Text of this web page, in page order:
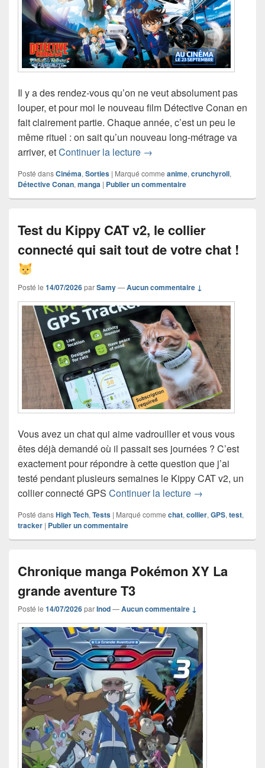
Il y a des rendez-vous qu’on ne veut absolument pas
louper, et pour moi le nouveau film Détective Conan en
fait clairement partie. Chaque année, c’est un peu le
même rituel : on sait qu’un nouveau long-métrage va
arriver, etContinuer la lecture Détective Conan : L’Ange
→
Posté dansCinéma, Sorties | Marqué comme anime, crunchyroll,
Détective Conan, manga | Publier un commentaire
Test du Kippy CAT v2, le collier
connecté qui sait tout de votre chat !
Posté le 14/07/2026parSamy—Aucun commentaire ↓
Vous avez un chat qui aime vadrouiller et vous vous
êtes déjà demandé où il passait ses journées ? C’est
exactement pour répondre à cette question que j’ai
testé pendant plusieurs semaines le Kippy CAT v2, un
collier connecté GPS Continuer la lecture Test du Kippy
→
Posté dansHigh Tech, Tests | Marqué comme chat, collier, GPS, test,
tracker | Publier un commentaire
Chronique manga Pokémon XY La
grande aventure T3
Posté le 14/07/2026parInod—Aucun commentaire ↓